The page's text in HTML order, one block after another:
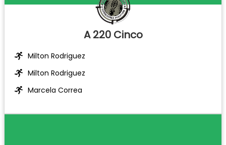
A 220 Cinco
Milton Rodriguez
Milton Rodriguez
Marcela Correa